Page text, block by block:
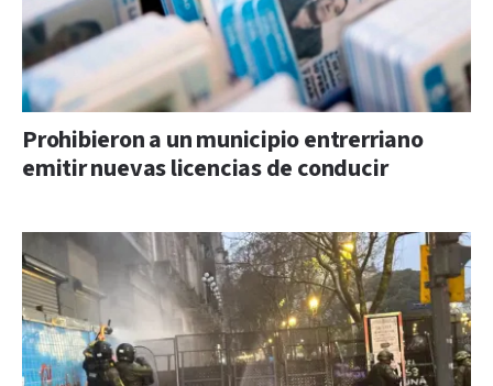
Prohibieron a un municipio entrerriano
emitir nuevas licencias de conducir